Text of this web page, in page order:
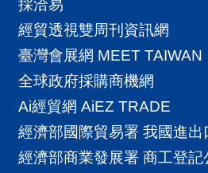
採洽易
經貿透視雙周刊資訊網
臺灣會展網 MEET TAIWAN
全球政府採購商機網
Ai經貿網 AiEZ TRADE
經濟部國際貿易署 我國進出
經濟部商業發展署 商工登記